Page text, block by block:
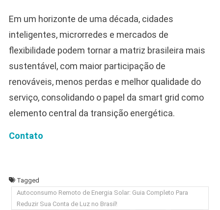
Em um horizonte de uma década, cidades
inteligentes, microrredes e mercados de
flexibilidade podem tornar a matriz brasileira mais
sustentável, com maior participação de
renováveis, menos perdas e melhor qualidade do
serviço, consolidando o papel da smart grid como
elemento central da transição energética.
Contato
Tagged
Autoconsumo Remoto de Energia Solar: Guia Completo Para
Reduzir Sua Conta de Luz no Brasil!